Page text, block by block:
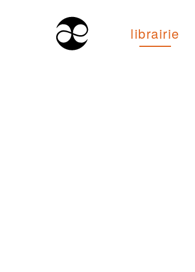
librairie